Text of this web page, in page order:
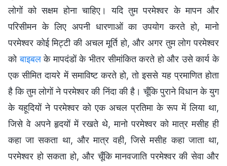
लोगों को सक्षम होना चाहिए। यदि तुम परमेश्वर के मापन और
परिसीमन के लिए अपनी धारणाओं का उपयोग करते हो, मानो
परमेश्वर कोई मिट्टी की अचल मूर्ति हो, और अगर तुम लोग परमेश्वर
कोबाइबलके मापदंडों के भीतर सीमांकित करते हो और उसे कार्य के
एक सीमित दायरे में समाविष्ट करते हो, तो इससे यह प्रमाणित होता
है कि तुम लोगों ने परमेश्वर की निंदा की है। चूँकि पुराने विधान के युग
के यहूदियों ने परमेश्वर को एक अचल प्रतिमा के रूप में लिया था,
जिसे वे अपने हृदयों में रखते थे, मानो परमेश्वर को मात्र मसीह ही
कहा जा सकता था, और मात्र वही, जिसे मसीह कहा जाता था,
परमेश्वर हो सकता हो, और चूँकि मानवजाति परमेश्वर की सेवा और